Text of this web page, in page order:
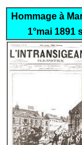
Hommage à
1°mai 1891